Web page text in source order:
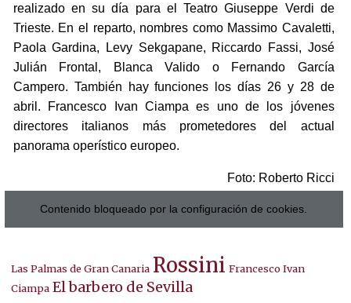
realizado en su día para el Teatro Giuseppe Verdi de
Trieste. En el reparto, nombres como Massimo Cavaletti,
Paola Gardina, Levy Sekgapane, Riccardo Fassi, José
Julián Frontal, Blanca Valido o Fernando García
Campero. También hay funciones los días 26 y 28 de
abril. Francesco Ivan Ciampa es uno de los jóvenes
directores italianos más prometedores del actual
panorama operístico europeo.
Foto: Roberto Ricci
Contenido bloqueado por la configuración de cookies.
Las Palmas de Gran Canaria Rossini Francesco Ivan
Ciampa El barbero de Sevilla